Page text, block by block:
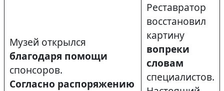
Музей открылся
благодаря помощи
спонсоров.
Согласно распоряжению
Реставратор
восстановил
картину
вопреки
словам
специалистов.